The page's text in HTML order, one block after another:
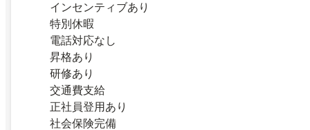
インセンティブあり
特別休暇
電話対応なし
昇格あり
研修あり
交通費支給
正社員登用あり
社会保険完備